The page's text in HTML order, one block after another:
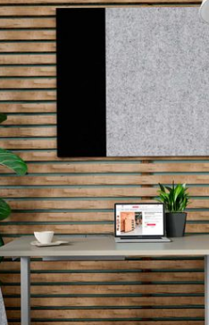
Spinde
Garderoben
Zubehör
Büromöbel-Sets
Einzelarbeitsplätze
Chefbüros
Gruppenarbeitsplätze